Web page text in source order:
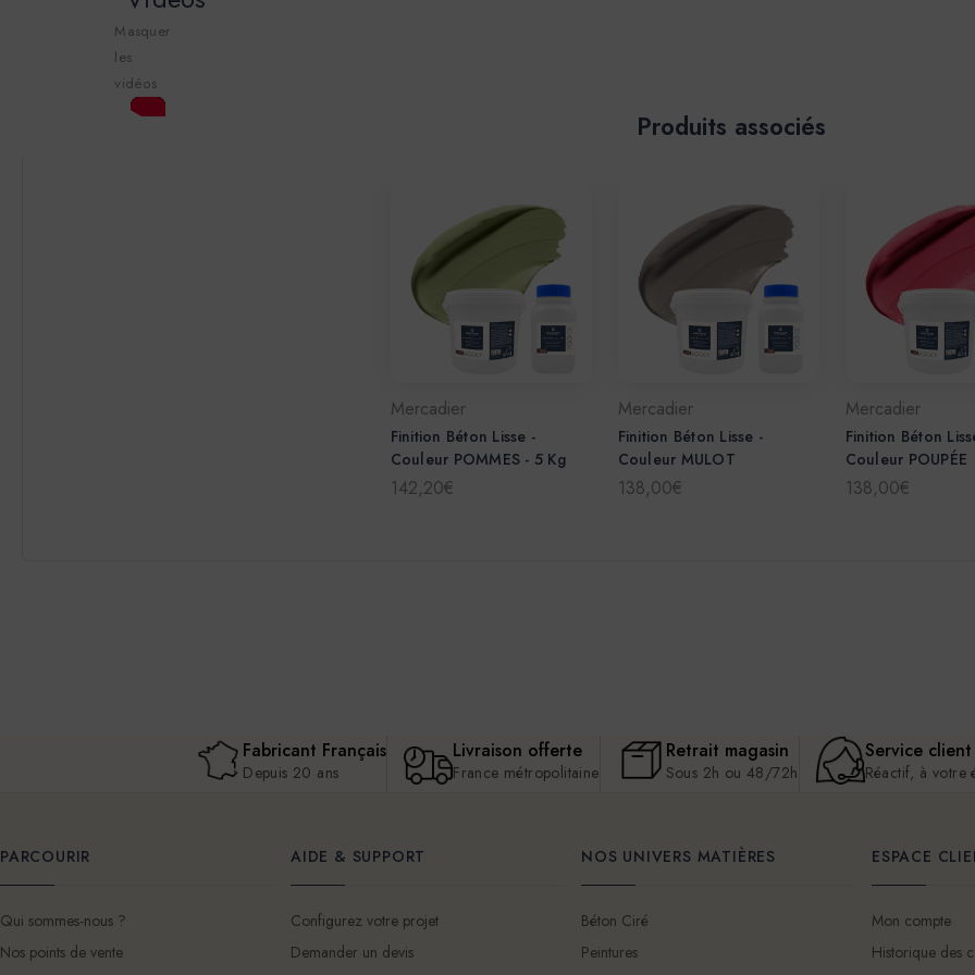
Masquer
les
vidéos
Produits associés
Mercadier
Finition Béton Lisse -
Couleur POMMES - 5 Kg
142,20€
Mercadier
Finition Béton Lisse -
Couleur MULOT
138,00€
Mercadier
Finition Béton
Couleur POUPÉE
138,00€
Fabricant Français
Depuis 20 ans
Livraison offerte
France métropolitaine
Retrait magasin
Sous 2h ou 48/72h
Service client
Réactif, à votre
PARCOURIR
Qui sommes-nous ?
Nos points de vente
AIDE & SUPPORT
Configurez votre projet
Demander un devis
NOS UNIVERS MATIÈRES
Béton Ciré
Peintures
ESPACE
Mon compte
Historique des